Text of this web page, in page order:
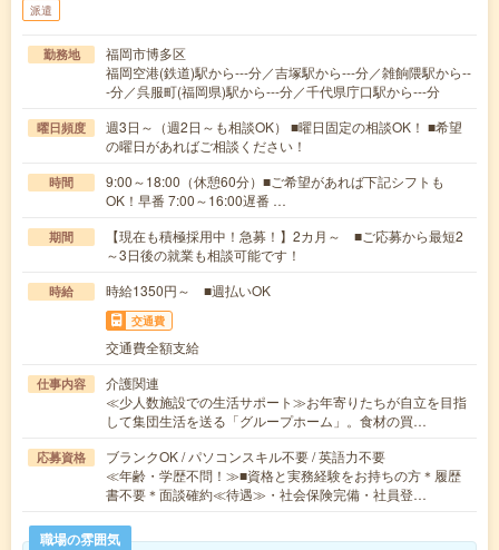
派遣
勤務地
福岡市博多区
福岡空港(鉄道)駅から---分／吉塚駅から---分／雑餉隈駅から--
-分／呉服町(福岡県)駅から---分／千代県庁口駅から---分
曜日頻度
週3日～（週2日～も相談OK） ■曜日固定の相談OK！ ■希望
の曜日があればご相談ください！
時間
9:00～18:00（休憩60分）■ご希望があれば下記シフトも
OK！早番 7:00～16:00遅番 …
期間
【現在も積極採用中！急募！】2カ月～ ■ご応募から最短2
～3日後の就業も相談可能です！
時給 時給1350円～ ■週払いOK
交通費
交通費全額支給
仕事内容
介護関連
≪少人数施設での生活サポート≫お年寄りたちが自立を目指
して集団生活を送る「グループホーム」。食材の買…
応募資格
ブランクOK / パソコンスキル不要 / 英語力不要
≪年齢・学歴不問！≫■資格と実務経験をお持ちの方＊履歴
書不要＊面談確約≪待遇≫・社会保険完備・社員登…
職場の雰囲気